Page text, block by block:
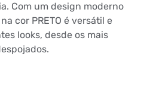
Com um design moderno
cor PRETO é versátil e
looks, desde os mais